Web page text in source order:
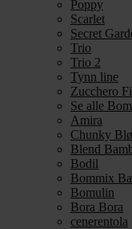
Poppy
Scarlet
Secret
Trio
Trio 2
Tynn line
Zucchero
Se alle
Amira
Chunky
Blend
Bodil
Bommix
Bomulin
Bora Bora
cenerentola